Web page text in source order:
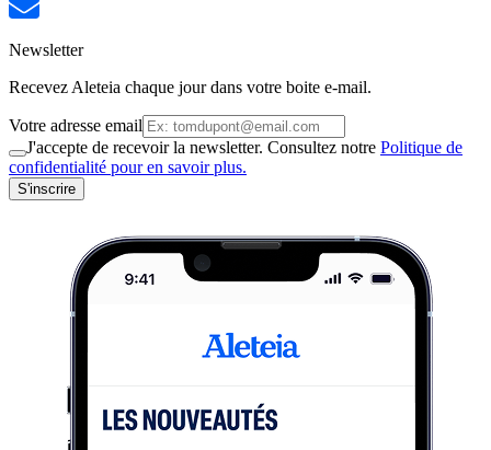
Newsletter
Recevez Aleteia chaque jour dans votre boite e-mail.
Votre adresse email
J'accepte de recevoir la newsletter. Consultez notre Politique de
confidentialité pour en savoir plus.
S'inscrire